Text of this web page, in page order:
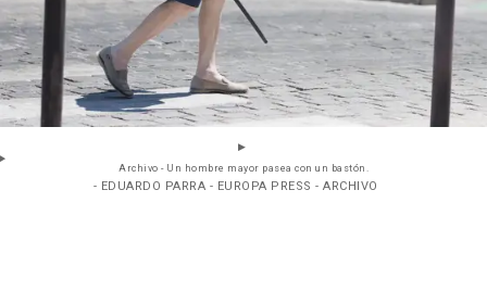
Archivo - Un hombre mayor pasea con un bastón.
- EDUARDO PARRA - EUROPA PRESS - ARCHIVO